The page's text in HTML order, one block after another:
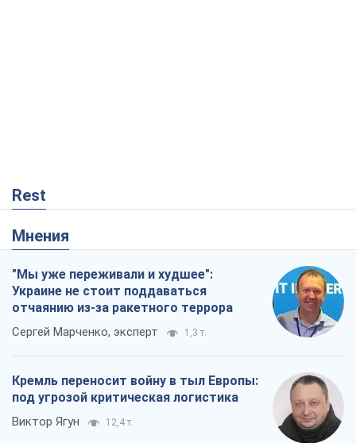
Rest
Мнения
"Мы уже переживали и худшее":
Украине не стоит поддаваться
отчаянию из-за ракетного террора
Сергей Марченко, эксперт 1,3 т.
Кремль переносит войну в тыл Европы:
под угрозой критическая логистика
Виктор Ягун 12,4 т.